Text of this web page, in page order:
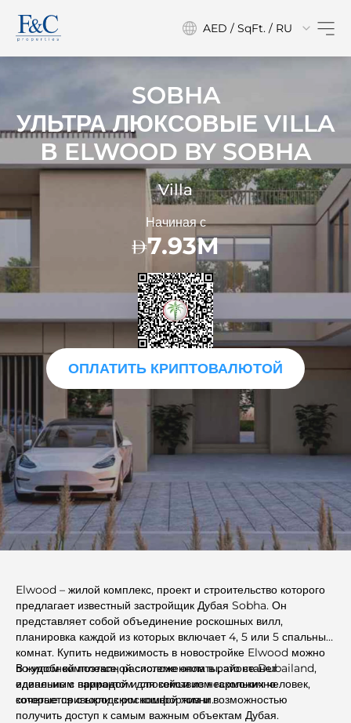
AED / SqFt. / RU
SOBHA
УЛЬТРА ЛЮКСОВЫЕ VILLA
В ELWOOD BY SOBHA
Villa
Начиная с
7.93M
ОПЛАТИТЬ КРИПТОВАЛЮТОЙ
Elwood – жилой комплекс, проект и строительство которого
предлагает известный застройщик Дубая Sobha. Он
представляет собой объединение роскошных вилл,
планировка каждой из которых включает 4, 5 или 5 спальных
комнат. Купить недвижимость в новостройке Elwood можно
по удобной поэтапной системе оплаты, это станет
идеальным вариантом для семьи из нескольких человек,
которые привыкли к роскошной жизни.
В жилом комплексе, расположенном в районе Dubailand,
единение с природой и спокойствием гармонично
сочетается с городским комфортом и возможностью
получить доступ к самым важным объектам Дубая.